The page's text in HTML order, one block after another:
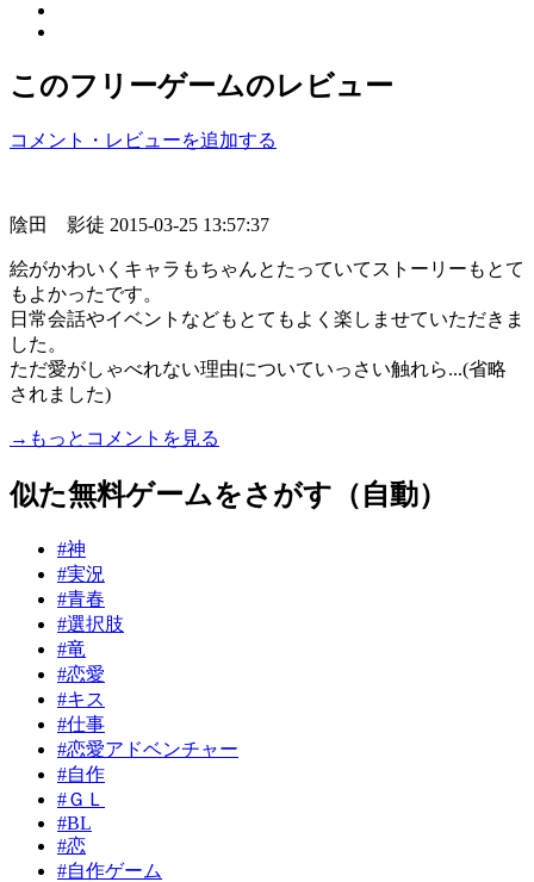
このフリーゲームのレビュー
コメント・レビューを追加する
陰田 影徒 2015-03-25 13:57:37
絵がかわいくキャラもちゃんとたっていてストーリーもとて
もよかったです。
日常会話やイベントなどもとてもよく楽しませていただきま
した。
ただ愛がしゃべれない理由についていっさい触れら...(省略
されました)
→もっとコメントを見る
似た無料ゲームをさがす（自動）
#神
#実況
#青春
#選択肢
#竜
#恋愛
#キス
#仕事
#恋愛アドベンチャー
#自作
#ＧＬ
#BL
#恋
#自作ゲーム